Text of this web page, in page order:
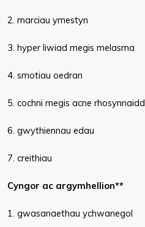
2. marciau ymestyn
3. hyper liwiad megis melasma
4. smotiau oedran
5. cochni megis acne rhosynnaidd
6. gwythiennau edau
7. creithiau
Cyngor ac argymhellion**
1. gwasanaethau ychwanegol